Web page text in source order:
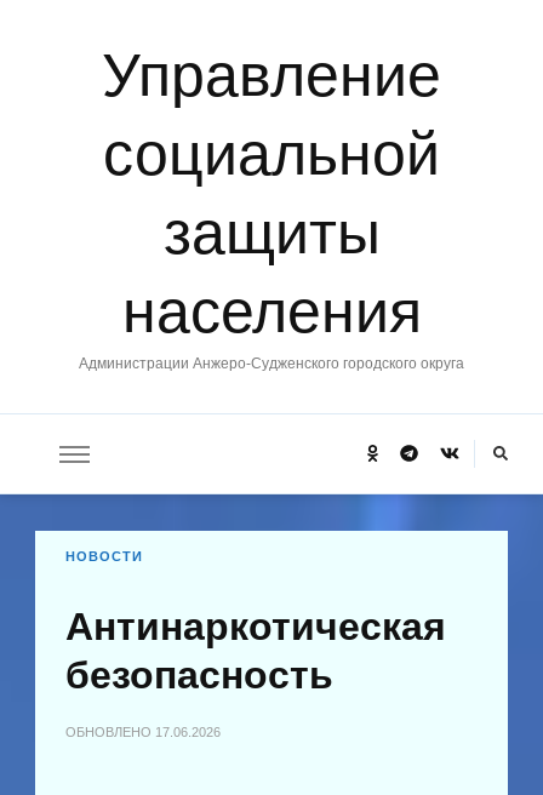
Управление
социальной
защиты
населения
Администрации Анжеро-Судженского городского округа
НОВОСТИ
Антинаркотическая
безопасность
ОБНОВЛЕНО 17.06.2026